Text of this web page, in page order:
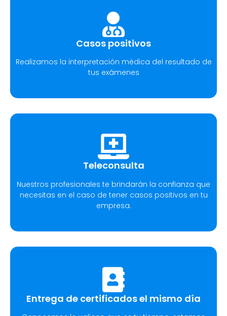
Casos positivos
Realizamos la interpretación médica del resultado de
tus exámenes
Teleconsulta
Nuestros profesionales te brindarán la confianza que
necesitas en el caso de tener casos positivos en tu
empresa.
Entrega de certificados el mismo día